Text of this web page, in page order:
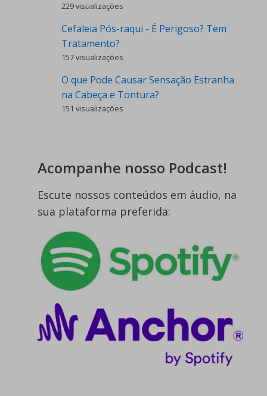
229 visualizações
Cefaleia Pós-raqui - É Perigoso? Tem
Tratamento?
157 visualizações
O que Pode Causar Sensação Estranha
na Cabeça e Tontura?
151 visualizações
Acompanhe nosso Podcast!
Escute nossos conteúdos em áudio, na
sua plataforma preferida: